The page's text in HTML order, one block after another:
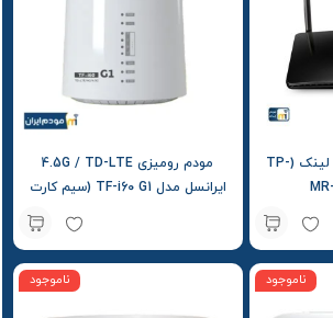
مودم روتر 4.5G تی پی لینک (TP-
مودم رومیزی 4.5G / TD-LTE
ایرانسل مدل TF-i60 G1 (سیم کارت
ناموجود ناموجود